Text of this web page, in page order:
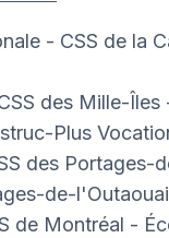
- CSS de la
des Mille-Îles
Plus
des Portages-
de-
de Montréal -